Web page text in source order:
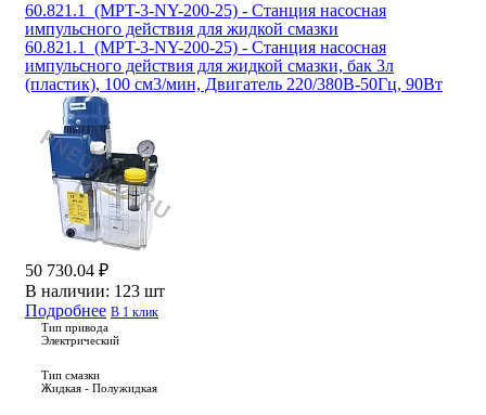
60.821.1_(MPT-3-NY-200-25) - Станция насосная
импульсного действия для жидкой смазки
60.821.1_(MPT-3-NY-200-25) - Станция насосная
импульсного действия для жидкой смазки, бак 3л
(пластик), 100 см3/мин, Двигатель 220/380В-50Гц, 90Вт
50 730.04 ₽
В наличии: 123 шт
Подробнее В 1 клик
Тип привода
Электрический
Тип смазки
Жидкая - Полужидкая